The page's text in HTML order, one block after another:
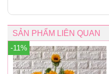
SẢN PHẨM LIÊN QUAN
-11%